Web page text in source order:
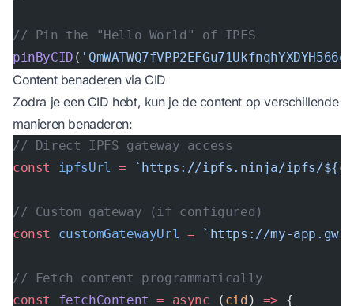
// Pin the "Hello World" of IPFS
pinByCID (
Content benaderen via CID
Zodra je een CID hebt, kun je de content op verschillende
manieren benaderen:
// Direct IPFS gateway access
const
ipfsUrl = `https://ipfs.ninja/ipfs/${
// Custom gateway (if configured)
const
customGatewayUrl = `https://my-
// Fetch content programmatically
const
fetchContent = async ( cid ) => {